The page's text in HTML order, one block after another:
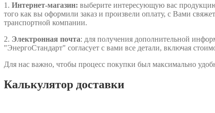
1. Интернет-магазин: выберите интересующую вас
того как вы оформили заказ и произвели оплату, с Вами
транспортной компании.
2. Электронная почта: для получения дополнительной
"ЭнергоСтандарт" согласует с вами все детали, включая
Для нас важно, чтобы процесс покупки был максимально
Калькулятор доставки